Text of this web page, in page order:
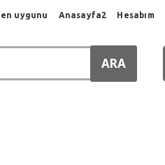
uygunu Anasayfa2 Hesabım